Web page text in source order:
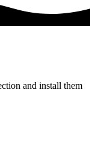
and install them